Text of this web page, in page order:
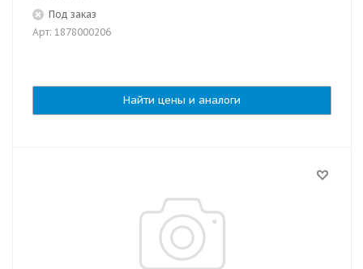
Под заказ
Арт: 1878000206
Найти цены и аналоги